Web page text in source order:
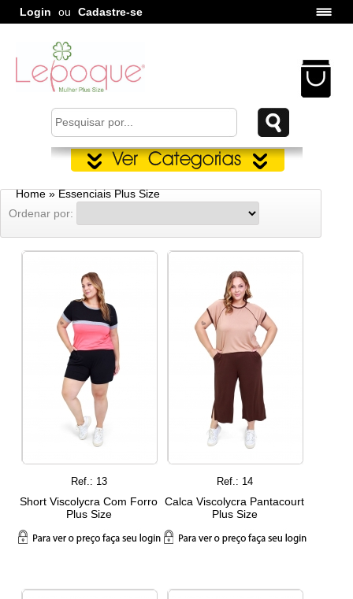
Login ou Cadastre-se
Home» Essenciais Plus Size
Ordenar por:
Ref.: 13
Short Viscolycra Com Forro
Plus Size
Ref.: 14
Calca Viscolycra Pantacourt
Plus Size